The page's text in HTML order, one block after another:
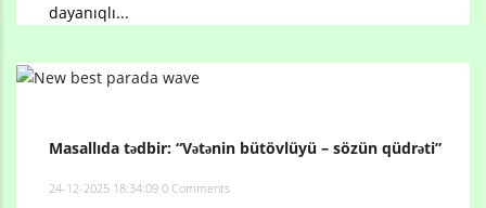
dayanıqlı...
Masallıda tədbir: “Vətənin bütövlüyü – sözün qüdrəti”
24-12-2025 18:34:09 0 Comments